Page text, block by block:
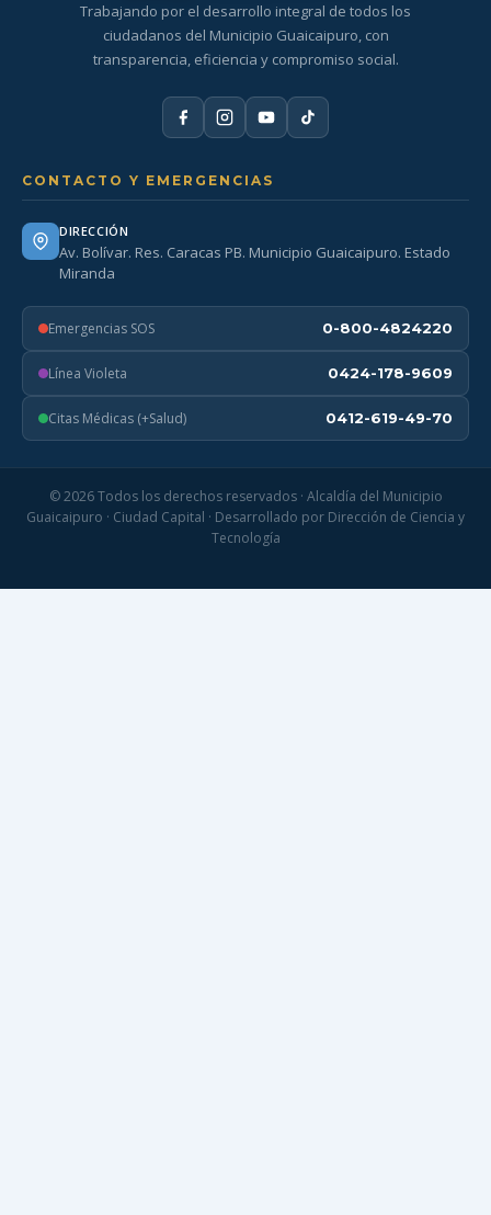
Trabajando por el desarrollo integral de todos los
ciudadanos del Municipio Guaicaipuro, con
transparencia, eficiencia y compromiso social.
CONTACTO Y EMERGENCIAS
DIRECCIÓN
Av. Bolívar. Res. Caracas PB. Municipio Guaicaipuro. Estado
Miranda
Emergencias SOS 0-800-4824220
Línea Violeta 0424-178-9609
Citas Médicas (+Salud) 0412-619-49-70
© 2026 Todos los derechos reservados · Alcaldía del Municipio
Guaicaipuro · Ciudad Capital · Desarrollado por Dirección de Ciencia y
Tecnología